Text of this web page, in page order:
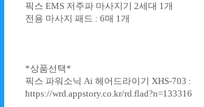
픽스 EMS 저주파 마사지기 2세대 1개
전용 마사지 패드 : 6매 1개
*상품선택*
픽스 파워소닉 Ai 헤어드라이기 XHS-703 :
https://wrd.appstory.co.kr/rd.flad?n=133316